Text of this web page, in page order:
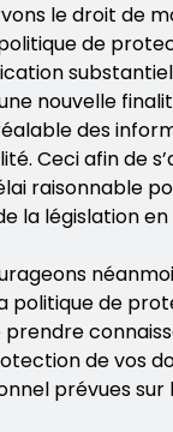
le droit de
de
nouvelle
des
Ceci afin de
raisonnable
la législation en
politique de
prendre
de vos
prévues sur